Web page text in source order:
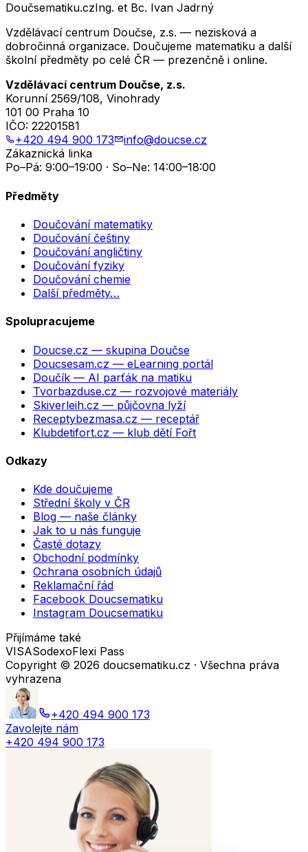
Doučsematiku.czIng. et Bc. Ivan Jadrný
Vzdělávací centrum Doučse, z.s. — nezisková a
dobročinná organizace. Doučujeme matematiku a další
školní předměty po celé ČR — prezenčně i online.
Vzdělávací centrum Doučse, z.s.
Korunní 2569/108, Vinohrady
101 00 Praha 10
IČO: 22201581
+420 494 900 173
info@doucse.cz
Zákaznická linka
Po–Pá: 9:00–19:00 · So–Ne: 14:00–18:00
Předměty
Doučování matematiky
Doučování češtiny
Doučování angličtiny
Doučování fyziky
Doučování chemie
Další předměty…
Spolupracujeme
Doucse.cz — skupina Doučse
Doucsesam.cz — eLearning portál
Doučík — AI parťák na matiku
Tvorbazduse.cz — rozvojové materiály
Skiverleih.cz — půjčovna lyží
Receptybezmasa.cz — receptář
Klubdetifort.cz — klub dětí Fořt
Odkazy
Kde doučujeme
Střední školy v ČR
Blog — naše články
Jak to u nás funguje
Časté dotazy
Obchodní podmínky
Ochrana osobních údajů
Reklamační řád
Facebook Doucsematiku
Instagram Doucsematiku
Přijímáme také
VISASodexoFlexi Pass
Copyright © 2026 doucsematiku.cz · Všechna práva
vyhrazena
+420 494 900 173
Zavolejte nám
+420 494 900 173